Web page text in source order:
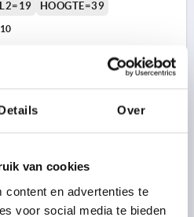
Over
van cookies
content en advertenties te
voor social media te bieden
L2=19 HOOGTE=39
DETAILS